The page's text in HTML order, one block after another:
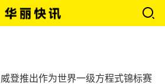
登推出作为世界一级方程式锦标赛